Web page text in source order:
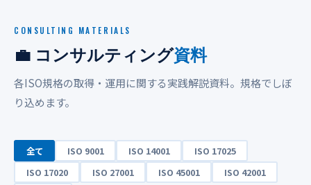
CONSULTING MATERIALS
💼 コンサルティング資料
各ISO規格の取得・運用に関する実践解説資料。規格でしぼ
り込めます。
全て ISO 9001 ISO 14001
ISO 17025
ISO 17020
ISO 27001 ISO 45001
ISO 42001